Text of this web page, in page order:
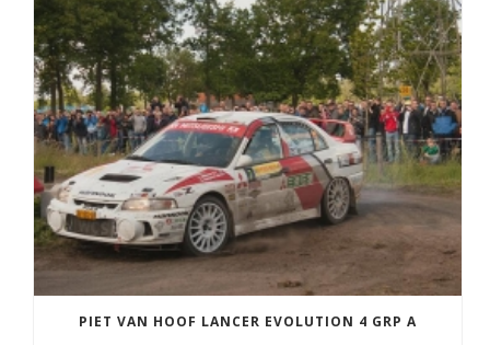
PIET VAN HOOF LANCER EVOLUTION 4 GRP A